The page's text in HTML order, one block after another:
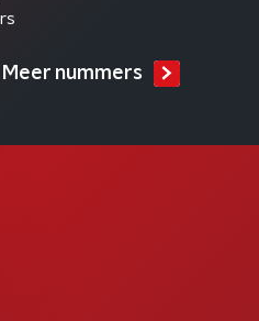
Meer nummers